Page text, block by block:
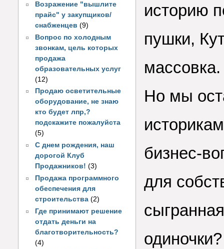
Возражение "вышлите
прайс" у закупщиков/
снабженцев (9)
Вопрос по холодным
звонкам, цель которых
продажа
образовательных услуг
(12)
Продаю осветительные
оборудование, не знаю
кто будет лпр,?
подскажите пожалуйста
(5)
С днем рождения, наш
дорогой Клуб
Продажников! (3)
Продажа программного
обеспечения для
строительства (2)
Где принимают решение
отдать деньги на
благотворительность?
(4)
историю
пушки,
массовка.
Но мы
бизнес-
для